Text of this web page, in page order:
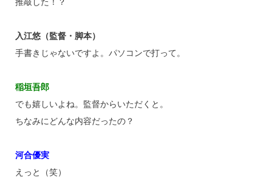
入江悠（監督・脚本）
手書きじゃないですよ。パソコンで打って。
稲垣吾郎
でも嬉しいよね。監督からいただくと。
ちなみにどんな内容だったの？
河合優実
えっと（笑）